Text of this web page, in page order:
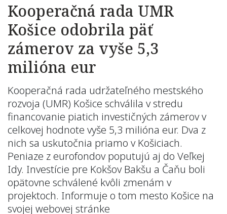
Kooperačná rada UMR
Košice odobrila päť
zámerov za vyše 5,3
milióna eur
Kooperačná rada udržateľného mestského
rozvoja (UMR) Košice schválila v stredu
financovanie piatich investičných zámerov v
celkovej hodnote vyše 5,3 milióna eur. Dva z
nich sa uskutočnia priamo v Košiciach.
Peniaze z eurofondov poputujú aj do Veľkej
Idy. Investície pre Kokšov Bakšu a Čaňu boli
opätovne schválené kvôli zmenám v
projektoch. Informuje o tom mesto Košice na
svojej webovej stránke